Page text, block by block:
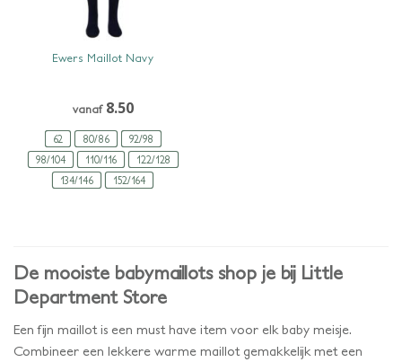
62 80/86
92/98
98/104
110/116
122/128
134/146
152/164
Ewers Maillot Navy
vanaf 8.50
De mooiste babymaillots shop je bij Little
Department Store
Een fijn maillot is een must have item voor elk baby meisje.
Combineer een lekkere warme maillot gemakkelijk met een